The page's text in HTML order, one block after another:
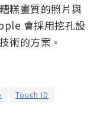
糕畫質的照片與
會採用挖孔設
術的方案。
Touch ID